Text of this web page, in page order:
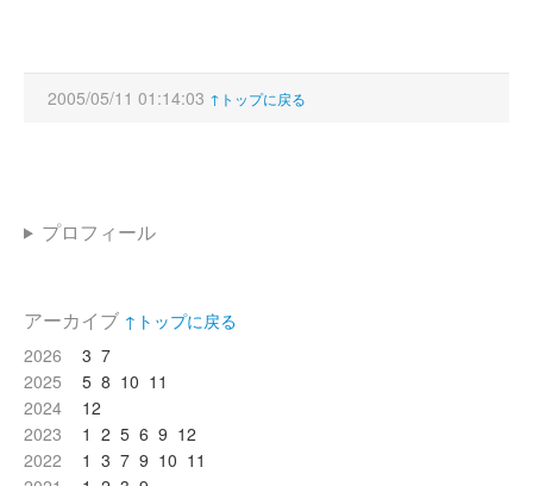
2005/05/11 01:14:03 ↑トップに戻る
プロフィール
アーカイブ ↑トップに戻る
2026
3 7
2025
5 8 10 11
2024
12
2023
1 2 5 6 9 12
2022
1 3 7 9 10 11